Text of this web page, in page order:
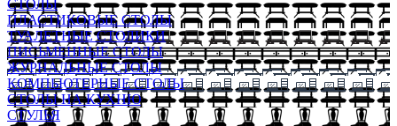
СТОЛЫ
ПЛАСТИКОВЫЕ СТОЛЫ
ТУАЛЕТНЫЕ СТОЛИКИ
ПИСЬМЕННЫЕ СТОЛЫ
ЖУРНАЛЬНЫЕ СТОЛЫ
КОМПЬЮТЕРНЫЕ СТОЛЫ
СТОЛЫ НА КУХНЮ
СТУЛЬЯ